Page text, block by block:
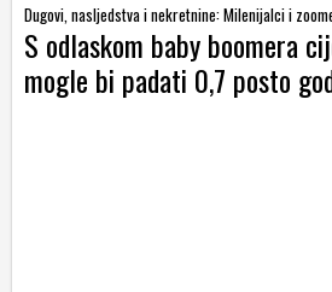
Dugovi, nasljedstva i nekretnine: Milenijalci i
S odlaskom baby boomera
mogle bi padati 0,7 posto